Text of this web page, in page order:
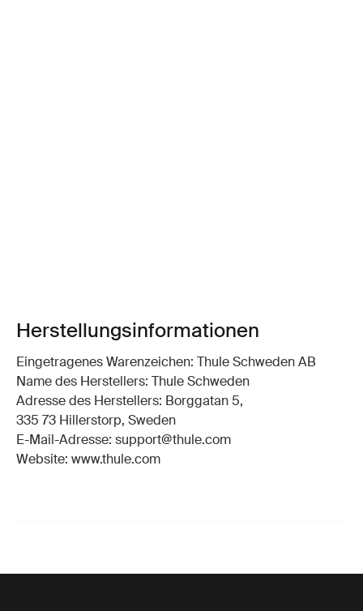
Herstellungsinformationen
Eingetragenes Warenzeichen: Thule Schweden AB
Name des Herstellers: Thule Schweden
Adresse des Herstellers: Borggatan 5,
335 73 Hillerstorp, Sweden
E-Mail-Adresse: support@thule.com
Website: www.thule.com